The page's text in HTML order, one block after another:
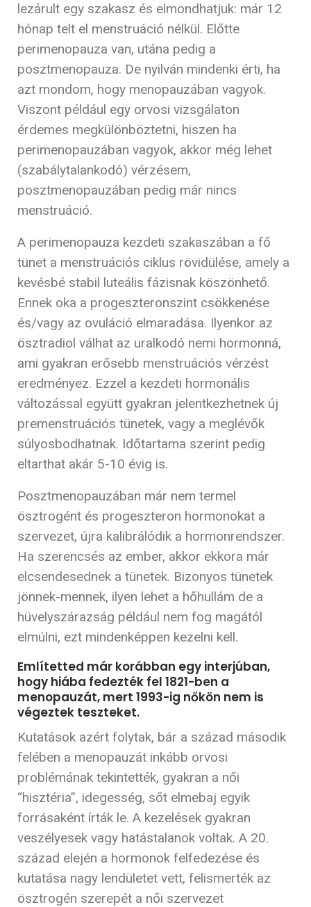
lezárult egy szakasz és elmondhatjuk: már 12
hónap telt el menstruáció nélkül. Előtte
perimenopauza van, utána pedig a
posztmenopauza. De nyilván mindenki érti, ha
azt mondom, hogy menopauzában vagyok.
Viszont például egy orvosi vizsgálaton
érdemes megkülönböztetni, hiszen ha
perimenopauzában vagyok, akkor még lehet
(szabálytalankodó) vérzésem,
posztmenopauzában pedig már nincs
menstruáció.
A perimenopauza kezdeti szakaszában a fő
tünet a menstruációs ciklus rövidülése, amely a
kevésbé stabil luteális fázisnak köszönhető.
Ennek oka a progeszteronszint csökkenése
és/vagy az ovuláció elmaradása. Ilyenkor az
ösztradiol válhat az uralkodó nemi hormonná,
ami gyakran erősebb menstruációs vérzést
eredményez. Ezzel a kezdeti hormonális
változással együtt gyakran jelentkezhetnek új
premenstruációs tünetek, vagy a meglévők
súlyosbodhatnak. Időtartama szerint pedig
eltarthat akár 5-10 évig is.
Posztmenopauzában már nem termel
ösztrogént és progeszteron hormonokat a
szervezet, újra kalibrálódik a hormonrendszer.
Ha szerencsés az ember, akkor ekkora már
elcsendesednek a tünetek. Bizonyos tünetek
jönnek-mennek, ilyen lehet a hőhullám de a
hüvelyszárazság például nem fog magától
elmúlni, ezt mindenképpen kezelni kell.
Említetted már korábban egy interjúban,
hogy hiába fedezték fel 1821-ben a
menopauzát, mert 1993-ig nőkön nem is
végeztek teszteket.
Kutatások azért folytak, bár a század második
felében a menopauzát inkább orvosi
problémának tekintették, gyakran a női
“hisztéria”, idegesség, sőt elmebaj egyik
forrásaként írták le. A kezelések gyakran
veszélyesek vagy hatástalanok voltak. A 20.
század elején a hormonok felfedezése és
kutatása nagy lendületet vett, felismerték az
ösztrogén szerepét a női szervezet